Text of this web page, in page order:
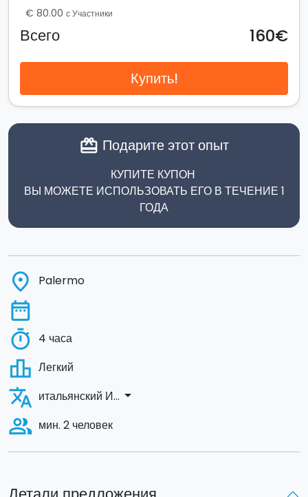
€ 80.00 с Участники
Всего 160€
Купить!
card_giftcard Подарите этот опыт
КУПИТЕ КУПОН
ВЫ МОЖЕТЕ ИСПОЛЬЗОВАТЬ ЕГО В ТЕЧЕНИЕ 1
ГОДА
place Palermo
date_range
timer 4 часа
leaderboard Легкий
translate итальянский И... arrow_drop_down
people_alt мин. 2 человек